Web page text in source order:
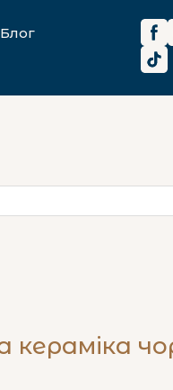
Блог
кераміка